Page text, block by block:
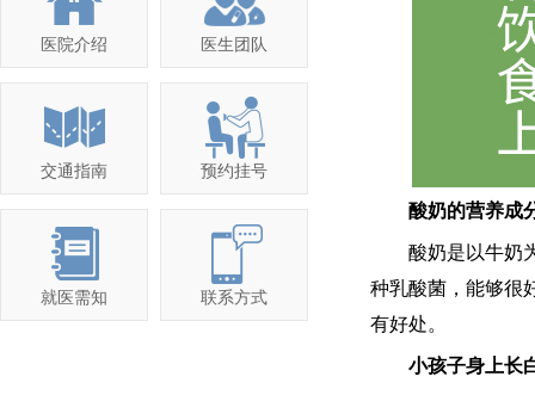
医院介绍 医生团队
交通指南 预约挂号
就医需知 联系方式
酸奶的营养成
酸奶是以牛奶为
种乳酸菌，能够很
有好处。
小孩子身上长白